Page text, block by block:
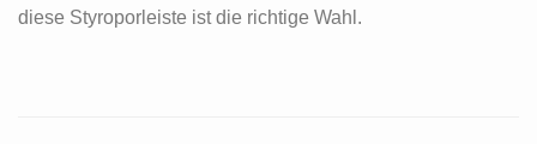
diese Styroporleiste ist die richtige Wahl.